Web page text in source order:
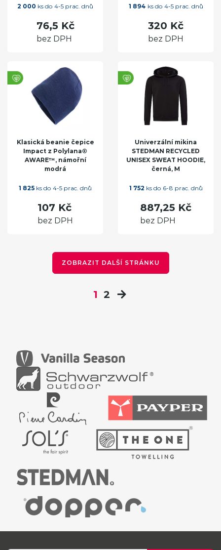
2 000 ks do 4-5 prac. dnů
76,5 Kč
bez DPH
1 894 ks do 4-5 prac. dnů
320 Kč
bez DPH
Klasická beanie čepice
Impact z Polylana®
AWARE™, námořní
modrá
1 825 ks do 4-5 prac. dnů
107 Kč
bez DPH
Univerzální mikina
STEDMAN RECYCLED
UNISEX SWEAT HOODIE,
černá, M
1 752 ks do 6-8 prac. dnů
887,25 Kč
bez DPH
ZOBRAZIT DALŠÍ STRÁNKU
1 2